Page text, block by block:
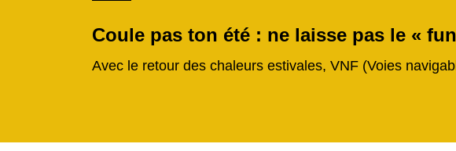
Coule pas ton été : ne laisse pas le «
Avec le retour des chaleurs estivales, VNF (Voies